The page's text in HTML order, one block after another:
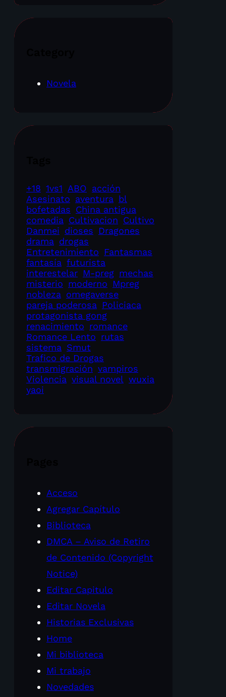
Novela
+18 1vs1 ABO acción
Asesinato aventura bl
bofetadas China antigua
comedia Cultivacion Cultivo
Danmei dioses
Dragones
drama drogas
Entretenimiento
Fantasmas
fantasía futurista
interestelar M-preg mechas
misterio moderno
Mpreg
nobleza omegaverse
pareja poderosa Policiaca
protagonista gong
renacimiento romance
Romance Lento rutas
sistema Smut
Trafico de Drogas
transmigración vampiros
Violencia visual novel wuxia
yaoi
Acceso
Agregar Capítulo
Biblioteca
DMCA – Aviso de Retiro
de Contenido (Copyright
Notice)
Editar Capitulo
Editar Novela
Historias Exclusivas
Home
Mi biblioteca
Mi trabajo
Novedades